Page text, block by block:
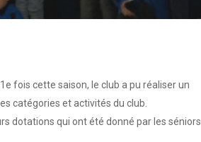
fois cette saison, le club a pu réaliser un
catégories et activités du club.
dotations qui ont été donné par les séniors